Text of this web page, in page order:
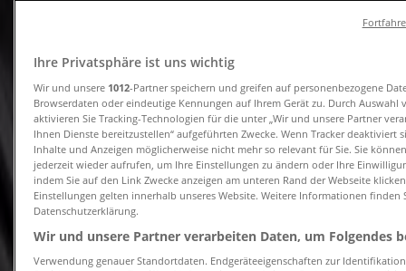
Škoda
Der Škoda Octavia Passt genau zu Ihnen
Läuft am 3.8. abHamburg
Hyundai
Hyundai ioniq 9 zubehoerbroschuerepdf
Ihre Privatsphäre ist uns wichtig
Wir und unsere 1012-Partner speichern und greifen auf personenbezogene
Browserdaten oder eindeutige Kennungen auf Ihrem Gerät zu. Durch Auswahl
aktivieren Sie Tracking-Technologien für die unter „Wir und unsere Partner
Ihnen Dienste bereitzustellen“ aufgeführten Zwecke. Wenn Tracker deaktiviert
Inhalte und Anzeigen möglicherweise nicht mehr so relevant für Sie. Sie
jederzeit wieder aufrufen, um Ihre Einstellungen zu ändern oder Ihre
indem Sie auf den Link Zwecke anzeigen am unteren Rand der Webseite
Einstellungen gelten innerhalb unseres Website. Weitere Informationen finden
Datenschutzerklärung.
Wir und unsere Partner verarbeiten Daten, um Folgendes
Verwendung genauer Standortdaten. Endgeräteeigenschaften zur